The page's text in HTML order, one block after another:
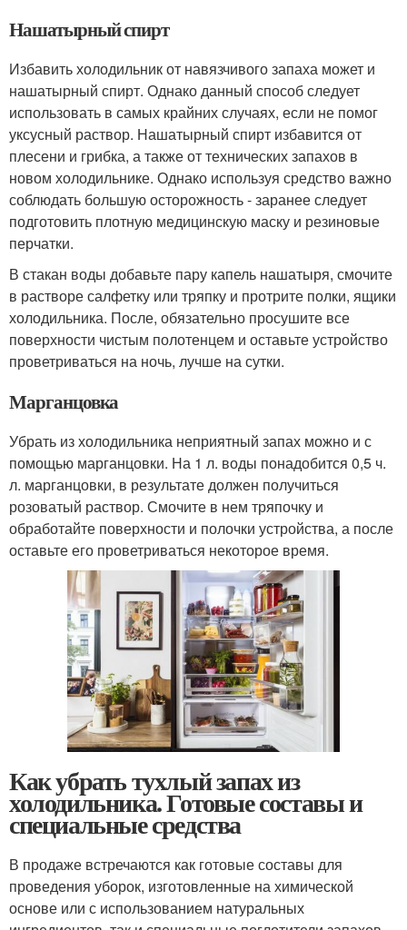
Нашатырный спирт
Избавить холодильник от навязчивого запаха может и
нашатырный спирт. Однако данный способ следует
использовать в самых крайних случаях, если не помог
уксусный раствор. Нашатырный спирт избавится от
плесени и грибка, а также от технических запахов в
новом холодильнике. Однако используя средство важно
соблюдать большую осторожность - заранее следует
подготовить плотную медицинскую маску и резиновые
перчатки.
В стакан воды добавьте пару капель нашатыря, смочите
в растворе салфетку или тряпку и протрите полки, ящики
холодильника. После, обязательно просушите все
поверхности чистым полотенцем и оставьте устройство
проветриваться на ночь, лучше на сутки.
Марганцовка
Убрать из холодильника неприятный запах можно и с
помощью марганцовки. На 1 л. воды понадобится 0,5 ч.
л. марганцовки, в результате должен получиться
розоватый раствор. Смочите в нем тряпочку и
обработайте поверхности и полочки устройства, а после
оставьте его проветриваться некоторое время.
Как убрать тухлый запах из
холодильника. Готовые составы и
специальные средства
В продаже встречаются как готовые составы для
проведения уборок, изготовленные на химической
основе или с использованием натуральных